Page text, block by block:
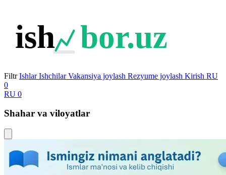
ish bor.uz
Filtr Ishlar Ishchilar Vakansiya joylash Rezyume joylash Kirish RU
0
RU 0
Shahar va viloyatlar